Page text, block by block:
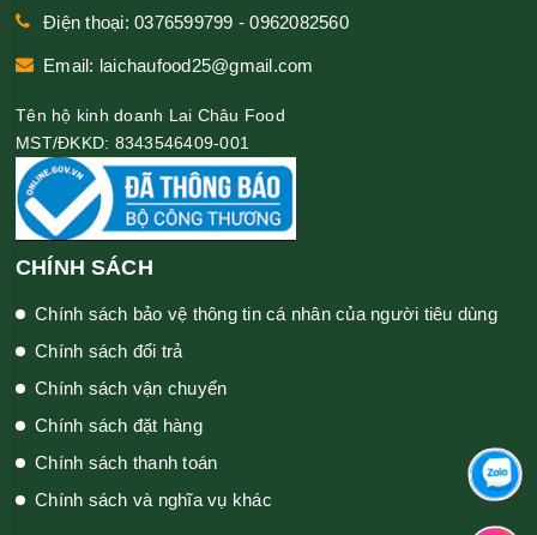
Điện thoại: 0376599799 - 0962082560
Email: laichaufood25@gmail.com
Tên hộ kinh doanh Lai Châu Food
MST/ĐKKD: 8343546409-001
CHÍNH SÁCH
Chính sách bảo vệ thông tin cá nhân của người tiêu dùng
Chính sách đổi trả
Chính sách vận chuyển
Chính sách đặt hàng
Chính sách thanh toán
Chính sách và nghĩa vụ khác